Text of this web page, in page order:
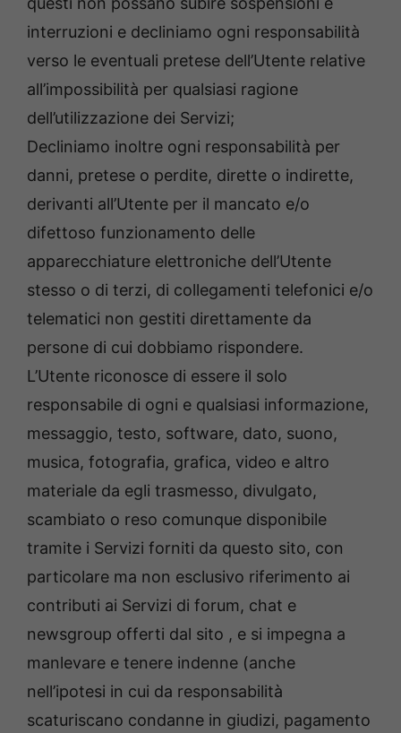
interruzioni e decliniamo ogni responsabilità
verso le eventuali pretese dell’Utente relative
all’impossibilità per qualsiasi ragione
dell’utilizzazione dei Servizi;
Decliniamo inoltre ogni responsabilità per
danni, pretese o perdite, dirette o indirette,
derivanti all’Utente per il mancato e/o
difettoso funzionamento delle
apparecchiature elettroniche dell’Utente
stesso o di terzi, di collegamenti telefonici e/o
telematici non gestiti direttamente da
persone di cui dobbiamo rispondere.
L’Utente riconosce di essere il solo
responsabile di ogni e qualsiasi informazione,
messaggio, testo, software, dato, suono,
musica, fotografia, grafica, video e altro
materiale da egli trasmesso, divulgato,
scambiato o reso comunque disponibile
tramite i Servizi forniti da questo sito, con
particolare ma non esclusivo riferimento ai
contributi ai Servizi di forum, chat e
newsgroup offerti dal sito , e si impegna a
manlevare e tenere indenne (anche
nell’ipotesi in cui da responsabilità
scaturiscano condanne in giudizi, pagamento